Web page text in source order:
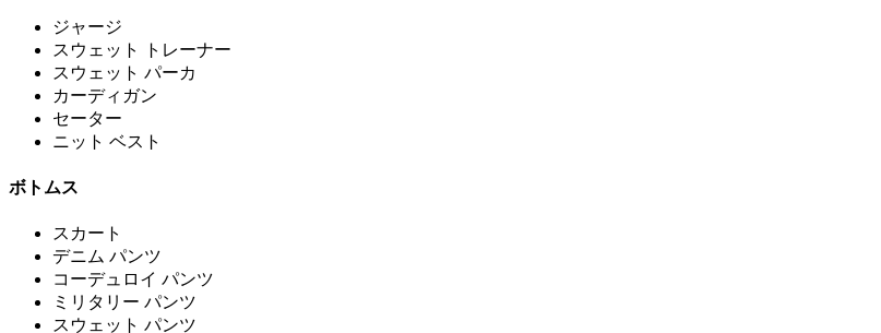
ジャージ
スウェット トレーナー
スウェット パーカ
カーディガン
セーター
ニット ベスト
ボトムス
スカート
デニム パンツ
コーデュロイ パンツ
ミリタリー パンツ
スウェット パンツ